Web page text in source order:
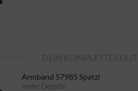
Armband 57985 Spatzl
mehr Details